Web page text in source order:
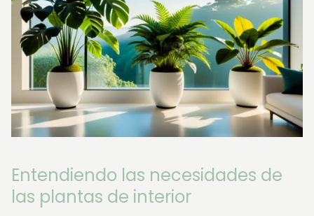
Entendiendo las necesidades de
las plantas de interior